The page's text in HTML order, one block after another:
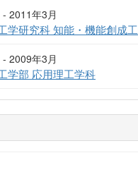
2011年3月
学研究科 知能・機能創成
2009年3月
学部 応用理工学科